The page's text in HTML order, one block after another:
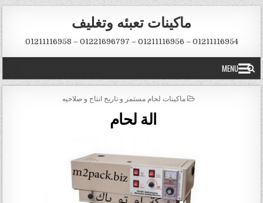
Skip to content
ماكينات تعبئه وتغليف
01211116954 – 01211116956 – 01221696797 – 01211116958
MENU
POSTED IN
ماكينات لحام مستمر و تاريخ انتاج و صلاحيه
الة لحام ‏